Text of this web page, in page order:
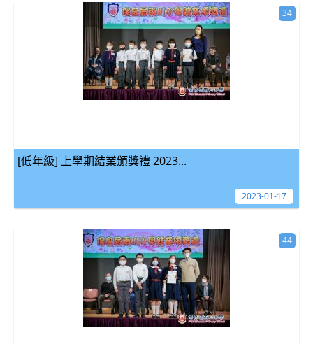
[低年級] 上學期結業頒獎禮 2023...
34
2023-01-17
44